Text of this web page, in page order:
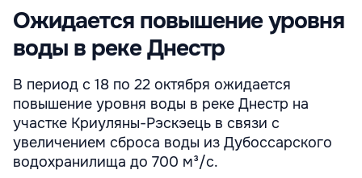
Ожидается повышение уровня
воды в реке Днестр
В период с 18 по 22 октября ожидается
повышение уровня воды в реке Днестр на
участке Криуляны-Рэскэець в связи с
увеличением сброса воды из Дубоссарского
водохранилища до 700 м³/с.